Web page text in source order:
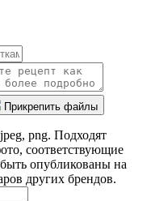
Прикрепить файлы
png. Подходят
соответствующие
опубликованы на
других брендов.